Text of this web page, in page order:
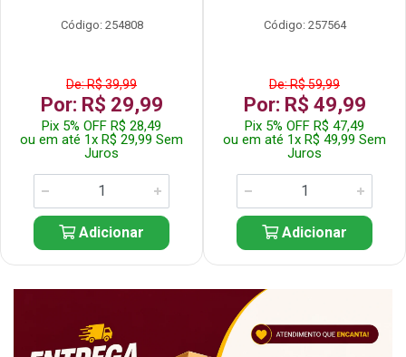
Código: 254808
De: R$ 39,99
Por: R$ 29,99
Pix 5% OFF R$ 28,49
ou em até 1x R$ 29,99 Sem
Juros
Adicionar
Código: 257564
De: R$ 59,99
Por: R$ 49,99
Pix 5% OFF R$ 47,49
ou em até 1x R$ 49,99 Sem
Juros
Adicionar